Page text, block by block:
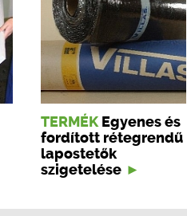
TERMÉK Egyenes és
fordított rétegrendű
lapostetők
szigetelése